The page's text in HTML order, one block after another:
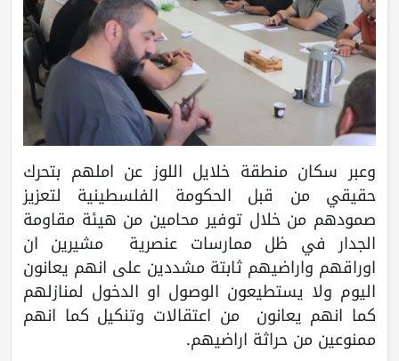
وعبر سكان منطقة خلايل اللوز عن املهم بتحرك
حقيقي من قبل الحكومة الفلسطينية لتعزيز
صمودهم من خلال توفير محامين من هيئة مقاومة
الجدار في ظل ممارسات عنصرية مشيرين ان
اوراقهم واراضيهم ثابتة مشددين على انهم يعانون
اليوم ولا يستطيعون الوصول او الدخول لمنازلهم
كما انهم يعانون من اعتقالات وتنكيل كما انهم
ممنوعين من حراثة اراضيهم.